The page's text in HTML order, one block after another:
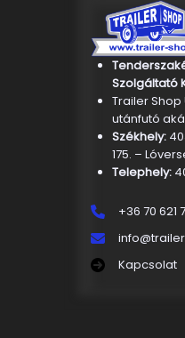
Szolgáltató
Trailer
utánfutó
Székhely:
175. –
Telephely:
+36 70 621
Kapcsolat